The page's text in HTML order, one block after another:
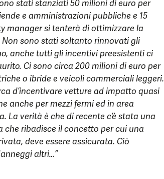
stati stanziati 50 milioni di euro per
e amministrazioni pubbliche e 15
manager si tenterà di ottimizzare la
sono stati soltanto rinnovati gli
anche tutti gli incentivi preesistenti ci
Ci sono circa 200 milioni di euro per
o ibride e veicoli commerciali leggeri.
d’incentivare vetture ad impatto quasi
anche per mezzi fermi ed in area
La verità è che di recente c’è stata una
che ribadisce il concetto per cui una
deve essere assicurata. Ciò
altri…”